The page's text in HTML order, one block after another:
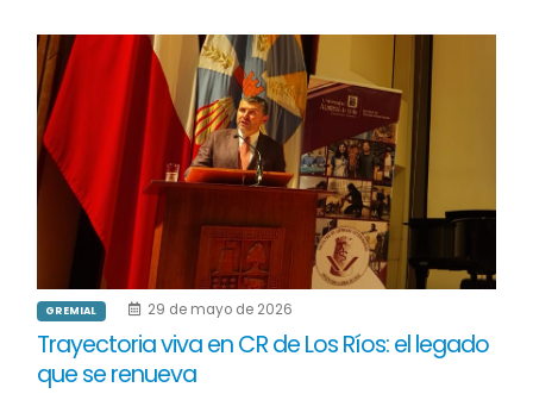
GREMIAL 29 de mayo de 2026
Trayectoria viva en CR de Los Ríos: el legado
que se renueva